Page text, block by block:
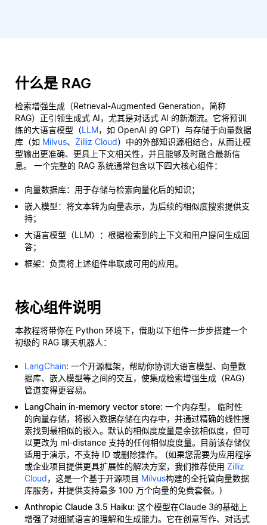
什么是 RAG
检索增强生成（Retrieval-Augmented Generation，简称
RAG）正引领生成式 AI，尤其是对话式 AI 的新潮流。它将预训
练的大语言模型（LLM，如 OpenAI 的 GPT）与存储于向量数据
库（如 Milvus、 Zilliz Cloud）中的外部知识源相结合，从而让模
型输出更准确、更具上下文相关性，并且能够及时融合最新信
息。 一个完整的 RAG 系统通常包含以下四大核心组件：
向量数据库：用于存储与检索向量化后的知识；
嵌入模型：将文本转为向量表示，为后续的相似度搜索提供支
持；
大语言模型（LLM）：根据检索到的上下文和用户提问生成回
答；
框架：负责将上述组件串联成可用的应用。
核心组件说明
本教程将带你在 Python 环境下，借助以下组件一步步搭建一个
初级的 RAG 聊天机器人：
LangChain: 一个开源框架，帮助你协调大语言模型、向量数
据库、嵌入模型等之间的交互，使集成检索增强生成（RAG）
管道变得更容易。
LangChain in-memory vector store: 一个内存型， 临时性
的向量存储，将嵌入数据存储在内存中，并通过精确的线性搜
索找到最相似的嵌入。默认的相似度度量是余弦相似度，但可
以更改为 ml-distance 支持的任何相似度度量。目前该存储仅
适用于演示，不支持 ID 或删除操作。 (如果您需要为应用程序
或企业项目提供更具扩展性的解决方案，我们推荐使用 Zilliz
Cloud，这是一个基于开源项目 Milvus构建的全托管向量数据
库服务，并提供支持最多 100 万个向量的免费套餐。)
Anthropic Claude 3.5 Haiku: 这个模型在Claude 3的基础上
增强了对细腻语言的理解和生成能力。它在创意写作、对话式